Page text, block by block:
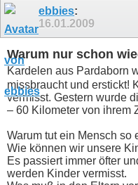
ebbies:
16.01.2009
Warum nur schon
Kardelen aus Pardaborn
missbraucht und erstickt!
vermisst. Gestern wurde
– 60 Kilometer von ihrem
Warum tut ein Mensch so
Wie können wir unsere
Es passiert immer öfter
werden Kinder vermisst.